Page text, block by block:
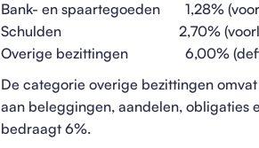
Bank- en spaartegoeden 1,28%
Schulden 2,70%
Overige bezittingen 6,00%
De categorie overige bezittingen
aan beleggingen, aandelen, obligaties
bedraagt 6%.